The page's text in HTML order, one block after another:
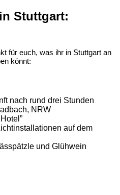
Stuttgart:
für euch, was ihr in Stuttgart an
könnt:
nach rund drei Stunden
NRW
auf dem
und Glühwein